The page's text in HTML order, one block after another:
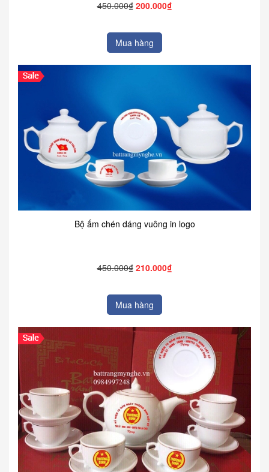
450.000₫ 200.000₫
Mua hàng
Bộ ấm chén dáng vuông in logo
450.000₫ 210.000₫
Mua hàng